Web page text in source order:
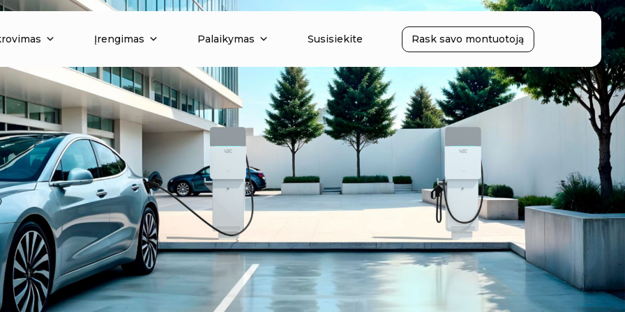
Įrengimas Palaikymas Susisiekite Rask savo montuotoją